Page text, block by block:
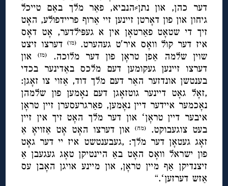
דער כהן, און נתן⸗הנביא, פאַר מלך באַם טייכל
גיחון און פון דאָרטן זיינען זיי אַרוף פריידפולע, האָט
זיך די שטאָט פאַרטאָן אין א געפּילדער, אָט דאָס
איז דער קול וואָס איר′ט געהערט.(מו) דערצו זיצט
שוין שלמה אַפן טראָן פון דער מלוכה.
(מז)און
דערצו זיינען געקומען דעם מלכס באַדינער בכדי
בענטשן אונדזער האַר דעם מלך דוד, אַזוי צו זאָגן:
,זאָל גאָט דיינער גוטזאָגן דעם נאָמען פון שלמהן
נאָכמער איידער דיין נאָמען, פאַרגרעסערן זיין טראָן
איבער דיין טראָןʻ און דער מלך האָט זיך אין זיין
בעט צוגעבוקט.
(מח)און דערצו האָט אָט אַזויאָ אַ
זאָג געטאָן דער מלך: ,געבענטשט איז יי דער גאָט
פון ישראל וואָס האָט באַ היינטיקן טאָג געגעבן אַ
זיצנדיקן אַף מיין טראָן, און מיינע אויגן האָבן עס
אַזש דערזעןʻ.“